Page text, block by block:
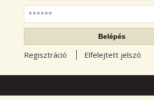
Jelszó
Belépés
Regisztráció Elfelejtett jelszó